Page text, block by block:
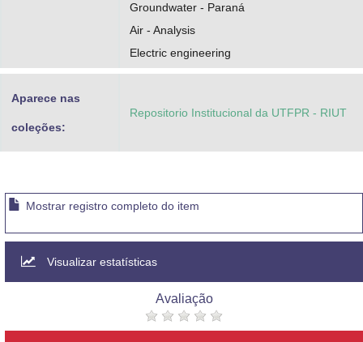
Groundwater - Paraná
Air - Analysis
Electric engineering
Aparece nas
coleções:
Repositorio Institucional da UTFPR - RIUT
Mostrar registro completo do item
Visualizar estatísticas
Avaliação